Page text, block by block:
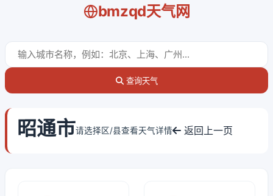
bmzqd天气网
查询天气
昭通市请选择区/县查看天气详情 返回上一页